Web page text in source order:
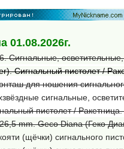
01.08.2026г.
Сигнальные,
Сигнальный пистолет /
для ношения
сигнальные,
пистолет /
mm. Geco Diana (Геко
(щёчки) сигнального